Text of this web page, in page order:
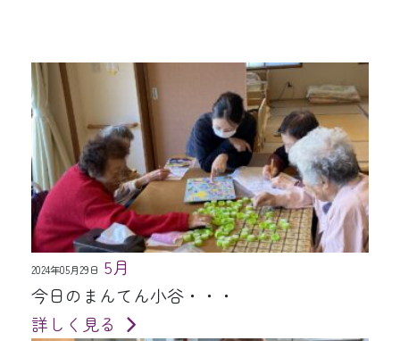
2024年05月29日 5月
今日のまんてん小谷・・・
詳しく見る